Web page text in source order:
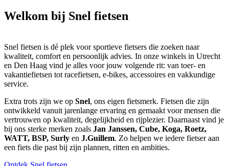
Welkom bij Snel fietsen
Snel fietsen is dé plek voor sportieve fietsers die zoeken naar
kwaliteit, comfort en persoonlijk advies. In onze winkels in Utrecht
en Den Haag vind je alles voor jouw volgende rit: van toer- en
vakantiefietsen tot racefietsen, e-bikes, accessoires en vakkundige
service.
Extra trots zijn we op Snel, ons eigen fietsmerk. Fietsen die zijn
ontwikkeld vanuit jarenlange ervaring en gemaakt voor mensen die
vertrouwen op kwaliteit, degelijkheid en rijplezier. Daarnaast vind je
bij ons sterke merken zoals Jan Janssen, Cube, Koga, Roetz,
WATT, BSP, Surly en J.Guillem. Zo helpen we iedere fietser aan
een fiets die past bij zijn plannen, ritten en ambities.